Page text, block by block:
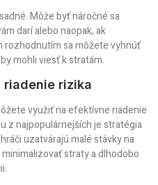
Môže byť náročné sa
darí alebo naopak, ak
rozhodnutím sa môžete vyhnúť
mohli viesť k stratám.
rizika
využiť na efektívne riadenie
z najpopulárnejších je stratégia
uzatvárajú malé stávky na
straty a dlhodobo